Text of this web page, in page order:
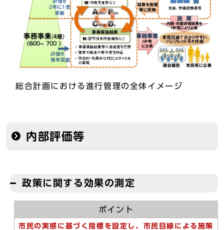
総合計画における進行管理の全体イメージ
内部評価等
政策に関する効果の測定
ポイント
市民の実感に基づく指標を設定し、市民目線による施策